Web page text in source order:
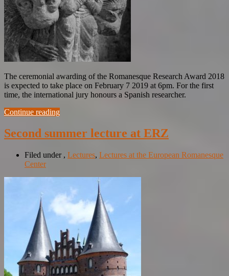
The ceremonial awarding of the Romanesque Research Award 2018
is expected to take place on February 7 2019 at 6pm. For the first
time, the international jury honours a Spanish researcher.
Continue reading
Second summer lecture at ERZ
Filed under , Lectures, Lectures at the European Romanesque
Center